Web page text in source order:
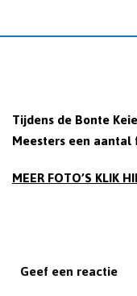
Tijdens de Bonte
Meesters een aantal
MEER FOTO’S KLIK
Geef een reactie